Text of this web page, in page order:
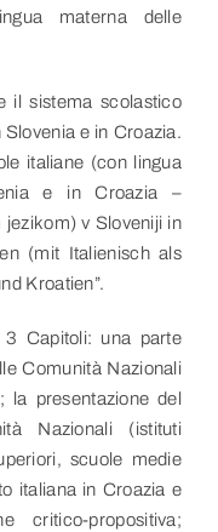
materna delle
il sistema scolastico
e in Croazia.
italiane (con lingua
e in Croazia –
v Sloveniji in
(mit Italienisch als
Kroatien”.
Capitoli: una parte
Comunità Nazionali
la presentazione del
Nazionali (istituti
scuole medie
italiana in Croazia e
critico-propositiva;